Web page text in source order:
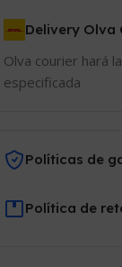
Delivery Olva
Olva courier hará
especificada
Políticas de
Política de